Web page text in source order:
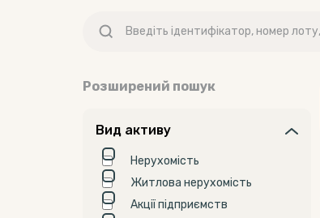
Розширений пошук
Вид активу
Нерухомість
Житлова нерухомість
Акції підприємств